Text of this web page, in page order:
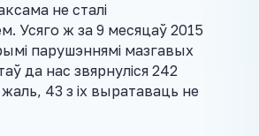
не сталі
Усяго ж за 9 месяцаў 2015
парушэннямі мазгавых
да нас звярнуліся 242
жаль, 43 з іх выратаваць не